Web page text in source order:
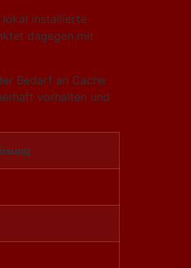
lokal installierte
dagegen mit
Bedarf an Cache
vorhalten und